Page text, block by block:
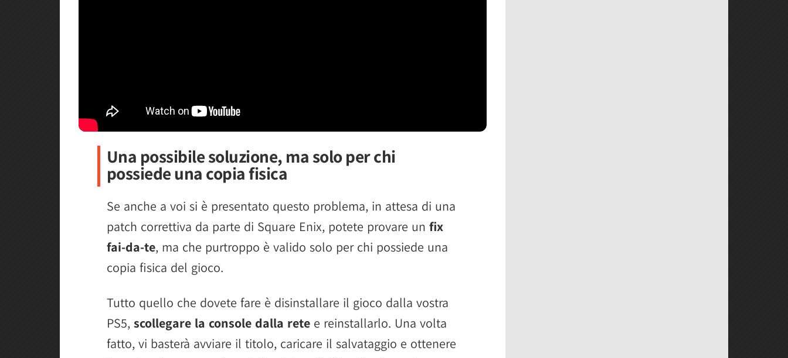
Una possibile soluzione, ma solo per chi
possiede una copia fisica
Se anche a voi si è presentato questo problema, in attesa di una
patch correttiva da parte di Square Enix, potete provare un fix
fai-da-te, ma che purtroppo è valido solo per chi possiede una
copia fisica del gioco.
Tutto quello che dovete fare è disinstallare il gioco dalla vostra
PS5, scollegare la console dalla rete e reinstallarlo. Una volta
fatto, vi basterà avviare il titolo, caricare il salvataggio e ottenere